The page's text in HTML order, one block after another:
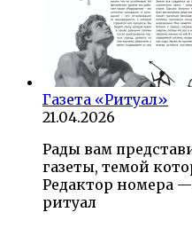
Газета «Ритуал»
21.04.2026
Рады вам
газеты, темой
Редактор номера
ритуал